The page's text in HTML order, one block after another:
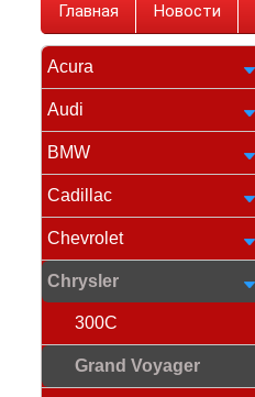
Главная Новости
Acura
Audi
BMW
Cadillac
Chevrolet
Chrysler
300C
Grand Voyager